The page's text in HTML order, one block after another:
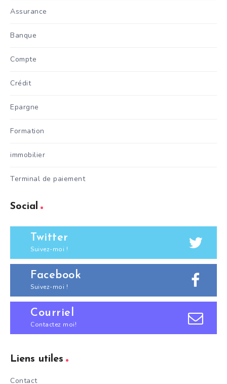
Assurance
Banque
Compte
Crédit
Epargne
Formation
immobilier
Terminal de paiement
Social
Twitter
Suivez-moi !
Facebook
Suivez-moi !
Courriel
Contactez moi!
Liens utiles
Contact